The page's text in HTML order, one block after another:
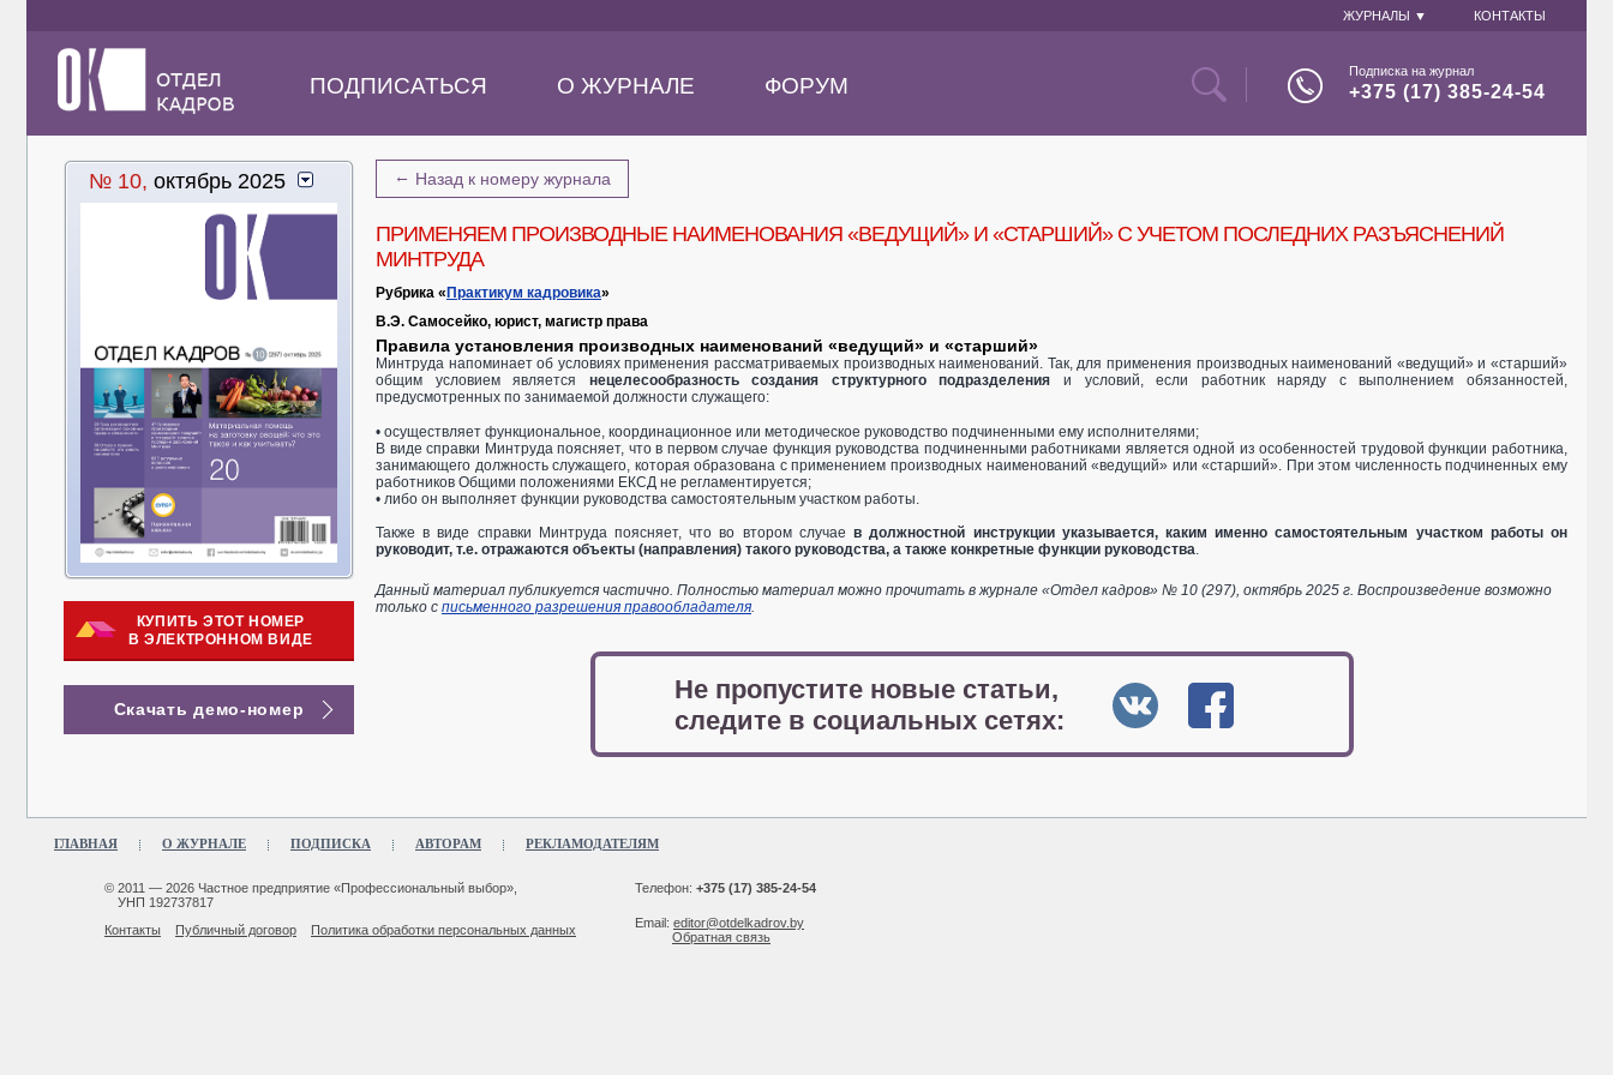
ЖУРНАЛЫ ▼ КОНТАКТЫ
ПОДПИСАТЬСЯ О ЖУРНАЛЕ ФОРУМ
Подписка на журнал
+375 (17) 385-24-54
№ 10, октябрь 2025
КУПИТЬ ЭТОТ НОМЕР
В ЭЛЕКТРОННОМ ВИДЕ
Скачать демо-номер
← Назад к номеру журнала
ПРИМЕНЯЕМ ПРОИЗВОДНЫЕ НАИМЕНОВАНИЯ «ВЕДУЩИЙ» И «СТАРШИЙ» С УЧЕТОМ ПОСЛЕДНИХ РАЗЪЯСНЕНИЙ
МИНТРУДА
Рубрика « Практикум кадровика»
В.Э. Самосейко, юрист, магистр права
Правила установления производных наименований «ведущий» и «старший»
Минтруда напоминает об условиях применения рассматриваемых производных наименований. Так, для применения производных наименований «ведущий» и «старший»
общим условием является нецелесообразность создания структурного подразделенияи условий, если работник наряду с выполнением обязанностей,
предусмотренных по занимаемой должности служащего:
• осуществляет функциональное, координационное или методическое руководство подчиненными ему исполнителями;
В виде справки Минтруда поясняет, что в первом случае функция руководства подчиненными работниками является одной из особенностей трудовой функции работника,
занимающего должность служащего, которая образована с применением производных наименований «ведущий» или «старший». При этом численность подчиненных ему
работников Общими положениями ЕКСД не регламентируется;
• либо он выполняет функции руководства самостоятельным участком работы.
Также в виде справки Минтруда поясняет, что во втором случаев должностной инструкции указывается, каким именно самостоятельным участком работы он
руководит, т.е. отражаются объекты (направления) такого руководства, а также конкретные функции руководства.
Данный материал публикуется частично. Полностью материал можно прочитать в журнале «Отдел кадров» № 10 (297), октябрь 2025 г. Воспроизведение возможно
только с письменного разрешения правообладателя.
Не пропустите новые статьи,
следите в социальных сетях:
ГЛАВНАЯ О ЖУРНАЛЕ ПОДПИСКА АВТОРАМ РЕКЛАМОДАТЕЛЯМ
© 2011 — 2026 Частное предприятие «Профессиональный выбор»,
УНП 192737817
Контакты
Публичный договор Политика обработки персональных данных
Телефон: +375 (17) 385-24-54
Email: editor@otdelkadrov.by
Обратная связь